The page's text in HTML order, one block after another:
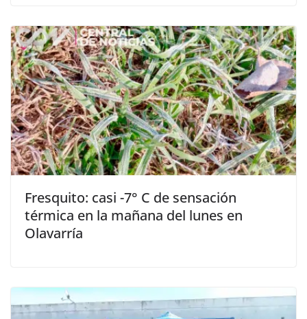
Fresquito: casi -7° C de sensación
térmica en la mañana del lunes en
Olavarría